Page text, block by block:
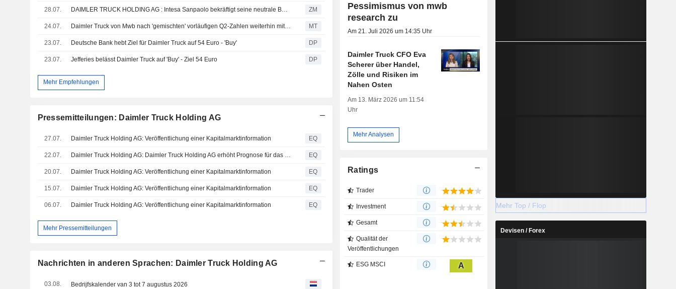
28.07. ZM
24.07. MT
23.07. Deutsche Bank hebt Ziel für Daimler Truck auf 54 Euro - 'Buy' DP
23.07. Jefferies belässt Daimler Truck auf 'Buy' - Ziel 54 Euro DP
Mehr Empfehlungen
Pressemitteilungen: Daimler Truck Holding AG
27.07. Daimler Truck Holding AG: Veröffentlichung einer Kapitalmarktinformation EQ
22.07. Daimler Truck Holding AG: Daimler Truck Holding AG erhöht Prognose für das Geschäftsjahr 2026 EQ
20.07. Daimler Truck Holding AG: Veröffentlichung einer Kapitalmarktinformation EQ
15.07. Daimler Truck Holding AG: Veröffentlichung einer Kapitalmarktinformation EQ
06.07. Daimler Truck Holding AG: Veröffentlichung einer Kapitalmarktinformation EQ
Mehr Pressemitteilungen
Nachrichten in anderen Sprachen: Daimler Truck Holding AG
03.08. Bedrijfskalender van 3 tot 7 augustus 2026
Pessimismus von mwb
research zu
Am 21. Juli 2026 um 14:35 Uhr
Daimler Truck CFO Eva
Scherer über Handel,
Zölle und Risiken im
Nahen Osten
Am 13. März 2026 um 11:54
Uhr
Mehr Analysen
Ratings
Trader
Investment
Gesamt
Qualität der
Veröffentlichungen
ESG MSCI A
Mehr Top / Flop
Devisen / Forex